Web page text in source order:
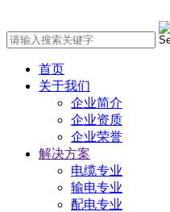
首页
关于我们
企业简介
企业资质
企业荣誉
解决方案
电缆专业
输电专业
配电专业